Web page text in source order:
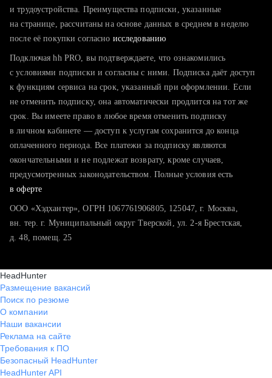
тратите много времени на поиск и вручную поднимаете
хотите сравнить себя с конкурентами и оценить шансы
и трудоустройства. Преимущества подписки, указанные
на странице, рассчитаны на основе данных в среднем в неделю
после её покупки согласно исследованию
Подключая hh PRO, вы подтверждаете, что ознакомились
с условиями подписки и согласны с ними. Подписка даёт доступ
к функциям сервиса на срок, указанный при оформлении. Если
не отменить подписку, она автоматически продлится на тот же
срок. Вы имеете право в любое время отменить подписку
в личном кабинете — доступ к услугам сохранится до конца
оплаченного периода. Все платежи за подписку являются
окончательными и не подлежат возврату, кроме случаев,
предусмотренных законодательством. Полные условия есть
в оферте
ООО «Хэдхантер», ОГРН 1067761906805, 125047, г. Москва,
вн. тер. г. Муниципальный округ Тверской, ул. 2-я Брестская,
д. 48, помещ. 25
HeadHunter
Размещение вакансий
Поиск по резюме
О компании
Наши вакансии
Реклама на сайте
Требования к ПО
Безопасный HeadHunter
HeadHunter API